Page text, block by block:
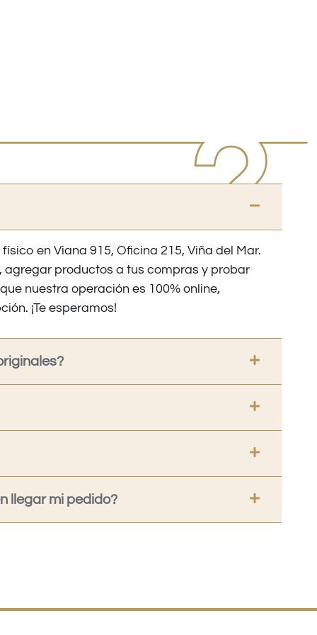
en Viana 915, Oficina 215, Viña del Mar.
agregar productos a tus compras y probar
nuestra operación es 100% online,
¡Te esperamos!
llegar mi pedido?